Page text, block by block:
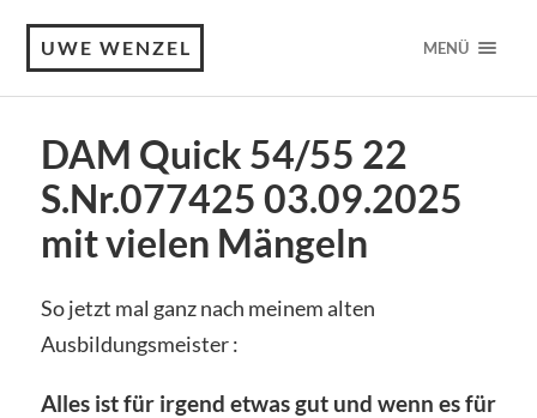
UWE WENZEL MENÜ
DAM Quick 54/55 22
S.Nr.077425 03.09.2025
mit vielen Mängeln
So jetzt mal ganz nach meinem alten
Ausbildungsmeister :
Alles ist für irgend etwas gut und wenn es für